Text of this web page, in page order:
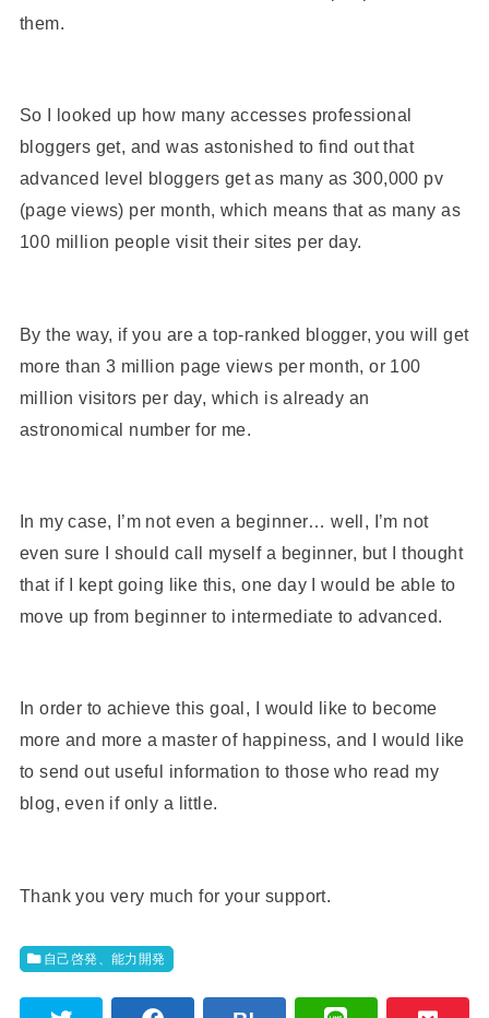
them.
So I looked up how many accesses professional
bloggers get, and was astonished to find out that
advanced level bloggers get as many as 300,000 pv
(page views) per month, which means that as many as
100 million people visit their sites per day.
By the way, if you are a top-ranked blogger, you will get
more than 3 million page views per month, or 100
million visitors per day, which is already an
astronomical number for me.
In my case, I’m not even a beginner… well, I’m not
even sure I should call myself a beginner, but I thought
that if I kept going like this, one day I would be able to
move up from beginner to intermediate to advanced.
In order to achieve this goal, I would like to become
more and more a master of happiness, and I would like
to send out useful information to those who read my
blog, even if only a little.
Thank you very much for your support.
自己啓発、能力開発